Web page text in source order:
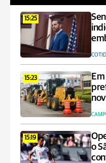
15:25
15:23
15:19
o